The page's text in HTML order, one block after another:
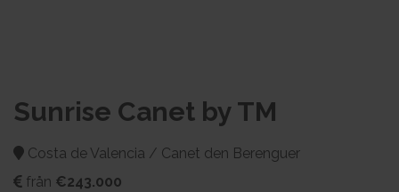
Sunrise Canet by TM
Costa de Valencia / Canet den Berenguer
från €243.000